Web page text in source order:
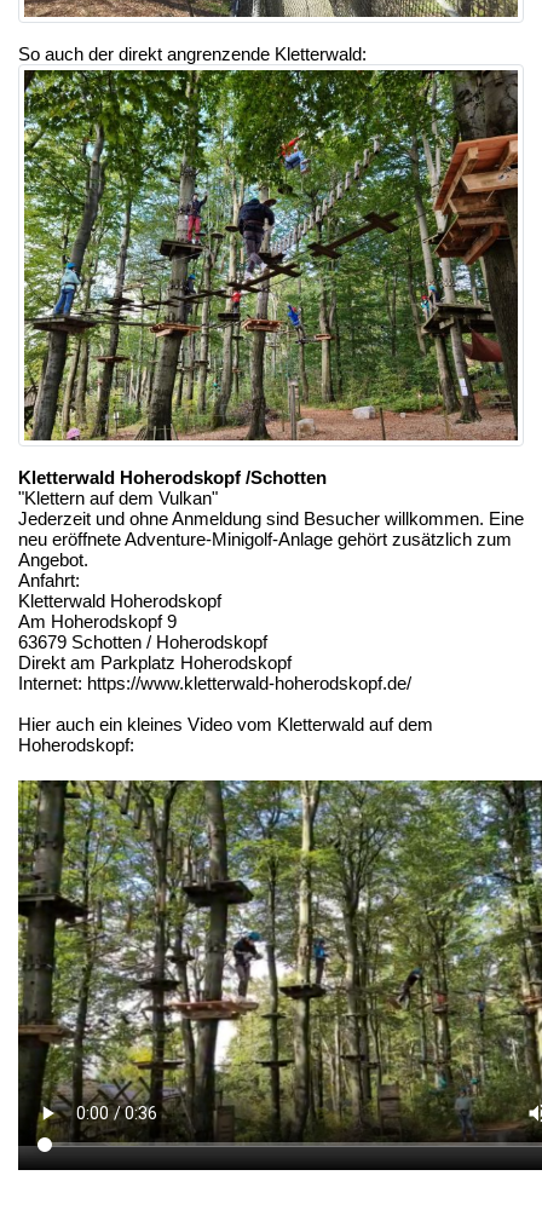
So auch der direkt angrenzende Kletterwald:
Kletterwald Hoherodskopf /Schotten
"Klettern auf dem Vulkan"
Jederzeit und ohne Anmeldung sind Besucher willkommen. Eine
neu eröffnete Adventure-Minigolf-Anlage gehört zusätzlich zum
Angebot.
Anfahrt:
Kletterwald Hoherodskopf
Am Hoherodskopf 9
63679 Schotten / Hoherodskopf
Direkt am Parkplatz Hoherodskopf
Internet: https://www.kletterwald-hoherodskopf.de/
Hier auch ein kleines Video vom Kletterwald auf dem
Hoherodskopf: